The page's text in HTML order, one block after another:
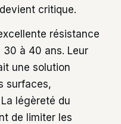
critique.
résistance
30 à 40 ans. Leur
une solution
surfaces,
légèreté du
de limiter les